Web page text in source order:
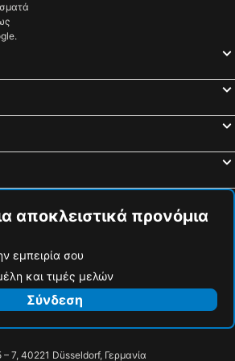
αποκλειστικά προνόμια
εμπειρία σου
και τιμές μελών
Σύνδεση
7, 40221 Düsseldorf, Γερμανία